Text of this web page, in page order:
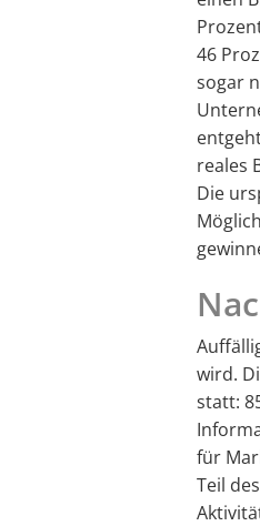
46
sogar
reales
Die
wird.
statt:
für
Teil